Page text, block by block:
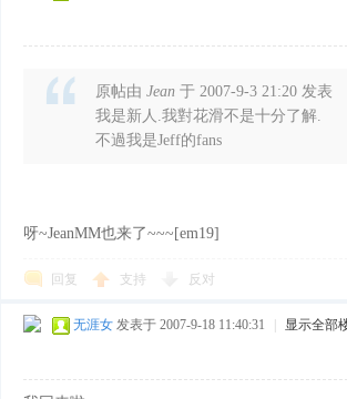
原帖由 Jean 于 2007-9-3 21:20 发表
我是新人.我對花滑不是十分了解.
不過我是Jeff的fans
呀~JeanMM也来了~~~[em19]
回复 支持 反对
无涯女 发表于 2007-9-18 11:40:31 显示全部